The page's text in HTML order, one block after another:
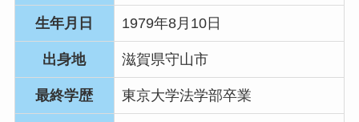
生年月日 1979年8月10日
出身地 滋賀県守山市
最終学歴 東京大学法学部卒業